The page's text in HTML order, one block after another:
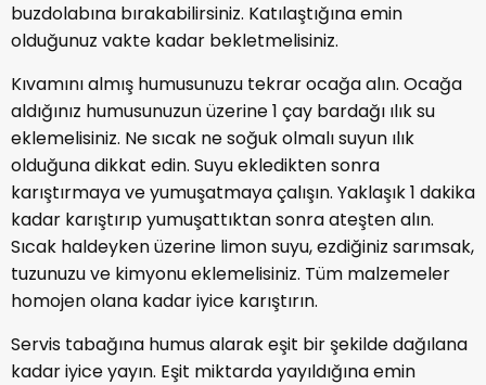
buzdolabına bırakabilirsiniz. Katılaştığına emin
olduğunuz vakte kadar bekletmelisiniz.
Kıvamını almış humusunuzu tekrar ocağa alın. Ocağa
aldığınız humusunuzun üzerine 1 çay bardağı ılık su
eklemelisiniz. Ne sıcak ne soğuk olmalı suyun ılık
olduğuna dikkat edin. Suyu ekledikten sonra
karıştırmaya ve yumuşatmaya çalışın. Yaklaşık 1 dakika
kadar karıştırıp yumuşattıktan sonra ateşten alın.
Sıcak haldeyken üzerine limon suyu, ezdiğiniz sarımsak,
tuzunuzu ve kimyonu eklemelisiniz. Tüm malzemeler
homojen olana kadar iyice karıştırın.
Servis tabağına humus alarak eşit bir şekilde dağılana
kadar iyice yayın. Eşit miktarda yayıldığına emin